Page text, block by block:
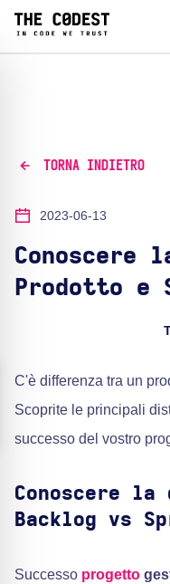
TORNA INDIETRO
2023-06-13
Conoscere
Prodotto e
C'è differenza tra un
Scoprite le principali
successo del vostro
Conoscere
Backlog vs
Successo progetto